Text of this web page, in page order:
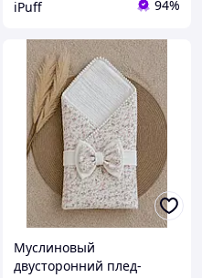
iPuff 94%
Муслиновый
двусторонний плед-